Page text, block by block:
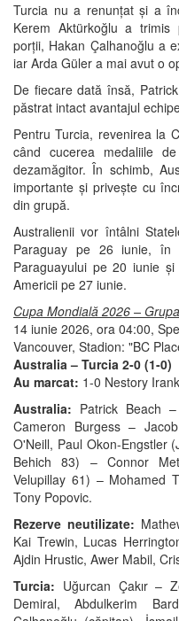
Turcia nu a renunțat și a
Kerem Aktürkoğlu a
porții, Hakan Çalhanoğlu a
iar Arda Güler a mai avut o
De fiecare dată însă,
păstrat intact avantajul
Pentru Turcia, revenirea la
când cucerea medaliile
dezamăgitor. În schimb,
importante și privește cu
din grupă.
Australienii vor întâlni
Paraguay pe 26 iunie,
Paraguayului pe 20 iunie
Americii pe 27 iunie.
Cupa Mondială 2026 –
14 iunie 2026, ora 04:00,
Vancouver, Stadion: "BC
Australia – Turcia 2-0 (1-0)
Au marcat: 1-0 Nestory
Australia: Patrick Beach
Cameron Burgess –
O'Neill, Paul Okon-Engstler
Behich 83) – Connor
Velupillay 61) – Mohamed
Tony Popovic.
Rezerve neutilizate:
Kai Trewin, Lucas
Ajdin Hrustic, Awer Mabil,
Turcia: Uğurcan Çakır –
Demiral, Abdulkerim